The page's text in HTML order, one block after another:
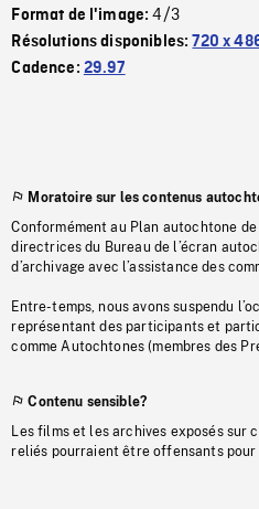
Format de l'image:4/3
Résolutions disponibles:720 x
Cadence: 29.97
Moratoire sur les contenus
Conformément au Plan autochtone
directrices du Bureau de l’écran
d’archivage avec l’assistance des
Entre-temps, nous avons suspendu
représentant des participants et
comme Autochtones (membres des
Contenu sensible?
Les films et les archives exposés sur
reliés pourraient être offensants pour